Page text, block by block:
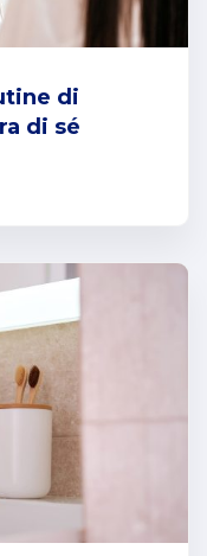
di
di sé